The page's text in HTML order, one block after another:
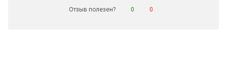
Отзыв полезен? 0 0